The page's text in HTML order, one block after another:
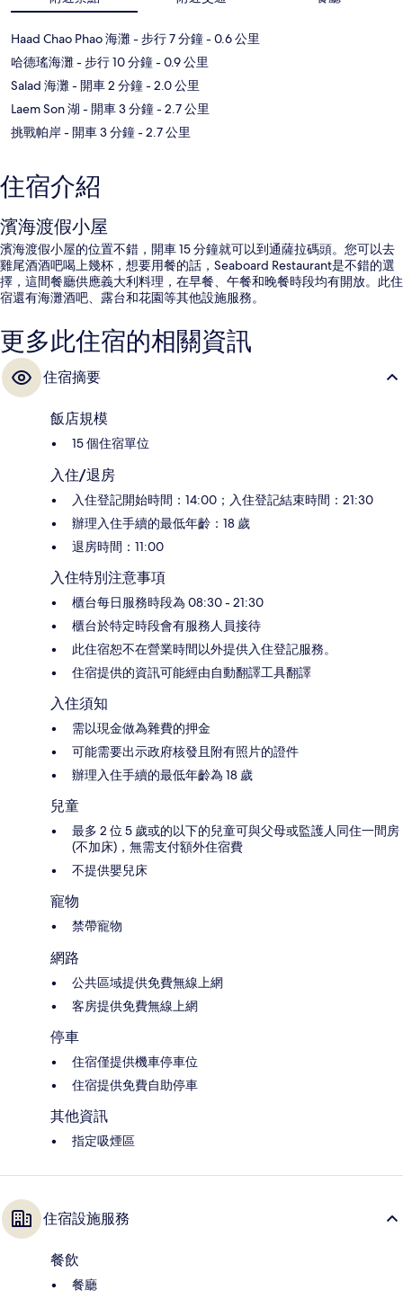
Haad Chao Phao 海灘- 步行 7 分鐘- 0.6 公里
哈德瑤海灘- 步行 10 分鐘- 0.9 公里
Salad 海灘- 開車 2 分鐘- 2.0 公里
Laem Son 湖 - 開車 3 分鐘- 2.7 公里
挑戰帕岸- 開車 3 分鐘- 2.7 公里
住宿介紹
濱海渡假小屋
濱海渡假小屋的位置不錯，開車 15 分鐘就可以到通薩拉碼頭。您可以去
雞尾酒酒吧喝上幾杯，想要用餐的話，Seaboard Restaurant是不錯的選
擇，這間餐廳供應義大利料理，在早餐、午餐和晚餐時段均有開放。此住
宿還有海灘酒吧、露台和花園等其他設施服務。
更多此住宿的相關資訊
住宿摘要
飯店規模
15 個住宿單位
入住/退房
入住登記開始時間：14:00；入住登記結束時間：21:30
辦理入住手續的最低年齡：18 歲
退房時間：11:00
入住特別注意事項
櫃台每日服務時段為 08:30 - 21:30
櫃台於特定時段會有服務人員接待
此住宿恕不在營業時間以外提供入住登記服務。
住宿提供的資訊可能經由自動翻譯工具翻譯
入住須知
需以現金做為雜費的押金
可能需要出示政府核發且附有照片的證件
辦理入住手續的最低年齡為 18 歲
兒童
最多 2 位 5 歲或的以下的兒童可與父母或監護人同住一間房
(不加床)，無需支付額外住宿費
不提供嬰兒床
寵物
禁帶寵物
網路
公共區域提供免費無線上網
客房提供免費無線上網
停車
住宿僅提供機車停車位
住宿提供免費自助停車
其他資訊
指定吸煙區
住宿設施服務
餐飲
餐廳